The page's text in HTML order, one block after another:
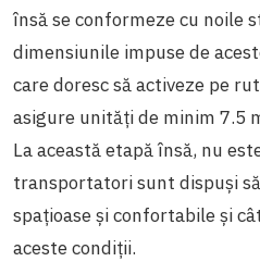
însă se conformeze cu noile
dimensiunile impuse de
care doresc să activeze pe
asigure unități de minim 7.5
La această etapă însă, nu
transportatori sunt dispuși
spațioase și confortabile și
aceste condiții.